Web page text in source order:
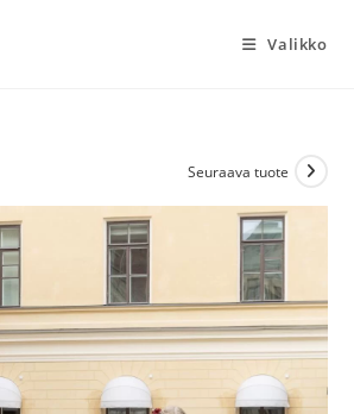
Valikko
Seuraava tuote